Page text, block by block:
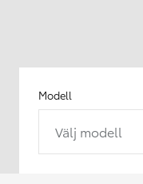
Från 238 900 kr
Modell
Välj modell